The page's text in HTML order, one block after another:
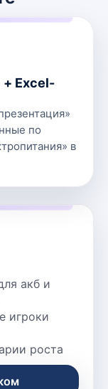
акб и
игроки
роста
+ Excel-
по
в